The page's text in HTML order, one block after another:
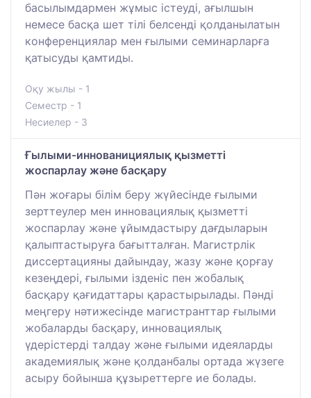
басылымдармен жұмыс істеуді, ағылшын
немесе басқа шет тілі белсенді қолданылатын
конференциялар мен ғылыми семинарларға
қатысуды қамтиды.
Оқу жылы - 1
Семестр - 1
Несиелер - 3
Ғылыми-иннованициялық қызметті
жоспарлау және басқару
Пән жоғары білім беру жүйесінде ғылыми
зерттеулер мен инновациялық қызметті
жоспарлау және ұйымдастыру дағдыларын
қалыптастыруға бағытталған. Магистрлік
диссертацияны дайындау, жазу және қорғау
кезеңдері, ғылыми ізденіс пен жобалық
басқару қағидаттары қарастырылады. Пәнді
меңгеру нәтижесінде магистранттар ғылыми
жобаларды басқару, инновациялық
үдерістерді талдау және ғылыми идеяларды
академиялық және қолданбалы ортада жүзеге
асыру бойынша құзыреттерге ие болады.